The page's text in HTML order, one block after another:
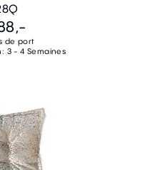
de port
3 - 4 Semaines